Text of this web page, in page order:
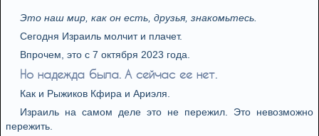
Это наш мир, как он есть, друзья, знакомьтесь.
Сегодня Израиль молчит и плачет.
Впрочем, это с 7 октября 2023 года.
Но надежда была. А сейчас ее нет.
Как и Рыжиков Кфира и Ариэля.
Израиль на самом деле это не пережил. Это невозможно
пережить.